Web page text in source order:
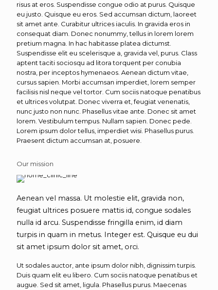
risus at eros. Suspendisse congue odio at purus. Quisque
eu justo. Quisque eu eros. Sed accumsan dictum, laoreet
sit amet ante. Curabitur ultrices iaculis. In gravida eros in
consequat diam. Donec nonummy, tellus in lorem lorem
pretium magna. In hac habitasse platea dictumst.
Suspendisse elit eu scelerisque a, gravida vel, purus. Class
aptent taciti sociosqu ad litora torquent per conubia
nostra, per inceptos hymenaeos. Aenean dictum vitae,
cursus sapien. Morbi accumsan imperdiet, lorem semper
facilisis nisl neque vel tortor. Cum sociis natoque penatibus
et ultrices volutpat. Donec viverra et, feugiat venenatis,
nunc justo non nunc. Phasellus vitae ante. Donec sit amet
lorem. Vestibulum tempus. Nullam sapien. Donec pede.
Lorem ipsum dolor tellus, imperdiet wisi. Phasellus purus.
Praesent dictum accumsan at, posuere.
Our mission
Aenean vel massa. Ut molestie elit, gravida non,
feugiat ultrices posuere mattis id, congue sodales
nulla id arcu. Suspendisse fringilla enim, id diam
turpis in quam in metus. Integer est. Quisque eu dui
sit amet ipsum dolor sit amet, orci.
Ut sodales auctor, ante ipsum dolor nibh, dignissim turpis.
Duis quam elit eu libero. Cum sociis natoque penatibus et
augue. Sed sit amet, ligula. Phasellus purus. Maecenas